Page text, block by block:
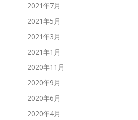
2021年7月
2021年5月
2021年3月
2021年1月
2020年11月
2020年9月
2020年6月
2020年4月